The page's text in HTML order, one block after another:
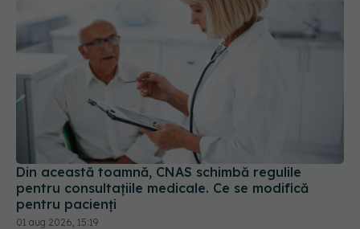
Din această toamnă, CNAS schimbă regulile
pentru consultațiile medicale. Ce se modifică
pentru pacienți
01 aug 2026, 15:19